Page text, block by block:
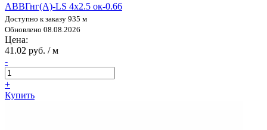
АВВГнг(А)-LS 4х2.5 ок-0.66
Доступно к заказу 935 м
Обновлено 08.08.2026
Цена:
41.02 руб. / м
-
+
Купить